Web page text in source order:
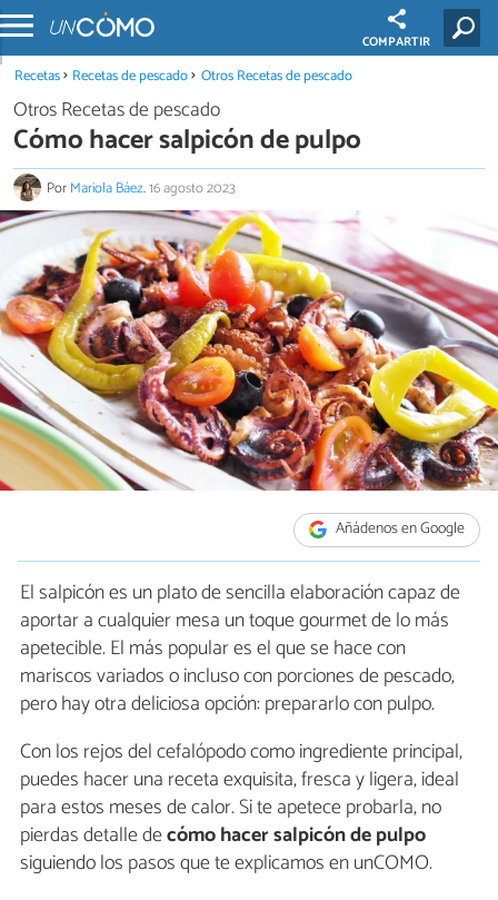
COMPARTIR
Recetas Recetas de pescado Otros Recetas de pescado
Otros Recetas de pescado
Cómo hacer salpicón de pulpo
PorMariola Báez.16 agosto 2023
Añádenos en Google
El salpicón es un plato de sencilla elaboración capaz de
aportar a cualquier mesa un toque gourmet de lo más
apetecible. El más popular es el que se hace con
mariscos variados o incluso con porciones de pescado,
pero hay otra deliciosa opción: prepararlo con pulpo.
Con los rejos del cefalópodo como ingrediente principal,
puedes hacer una receta exquisita, fresca y ligera, ideal
para estos meses de calor. Si te apetece probarla, no
pierdas detalle decómo hacer salpicón de pulpo
siguiendo los pasos que te explicamos en unCOMO.